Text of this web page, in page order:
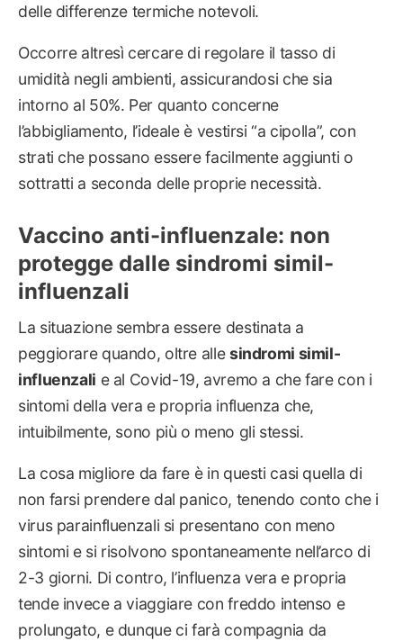
delle differenze termiche notevoli.
Occorre altresì cercare di regolare il tasso di
umidità negli ambienti, assicurandosi che sia
intorno al 50%. Per quanto concerne
l’abbigliamento, l’ideale è vestirsi “a cipolla”, con
strati che possano essere facilmente aggiunti o
sottratti a seconda delle proprie necessità.
Vaccino anti-influenzale: non
protegge dalle sindromi simil-
influenzali
La situazione sembra essere destinata a
peggiorare quando, oltre allesindromi simil-
influenzali e al Covid-19, avremo a che fare con i
sintomi della vera e propria influenza che,
intuibilmente, sono più o meno gli stessi.
La cosa migliore da fare è in questi casi quella di
non farsi prendere dal panico, tenendo conto che i
virus parainfluenzali si presentano con meno
sintomi e si risolvono spontaneamente nell’arco di
2-3 giorni. Di contro, l’influenza vera e propria
tende invece a viaggiare con freddo intenso e
prolungato, e dunque ci farà compagnia da